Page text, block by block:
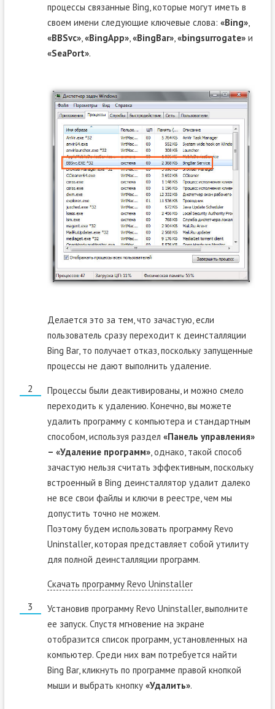
процессы связанные Bing, которые могут иметь в
своем имени следующие ключевые слова: «Bing»,
«BBSvc», «BingApp», «BingBar», «bingsurrogate»и
«SeaPort».
Делается это за тем, что зачастую, если
пользователь сразу переходит к деинсталляции
Bing Bar, то получает отказ, поскольку запущенные
процессы не дают выполнить удаление.
Процессы были деактивированы, и можно смело
переходить к удалению. Конечно, вы можете
удалить программу с компьютера и стандартным
способом, используя раздел «Панель управления»
– «Удаление программ», однако, такой способ
зачастую нельзя считать эффективным, поскольку
встроенный в Bing деинсталлятор удалит далеко
не все свои файлы и ключи в реестре, чем мы
допустить точно не можем.
Поэтому будем использовать программу Revo
Uninstaller, которая представляет собой утилиту
для полной деинсталляции программ.
Скачать программу Revo Uninstaller
Установив программу Revo Uninstaller, выполните
ее запуск. Спустя мгновение на экране
отобразится список программ, установленных на
компьютер. Среди них вам потребуется найти
Bing Bar, кликнуть по программе правой кнопкой
мыши и выбрать кнопку «Удалить».